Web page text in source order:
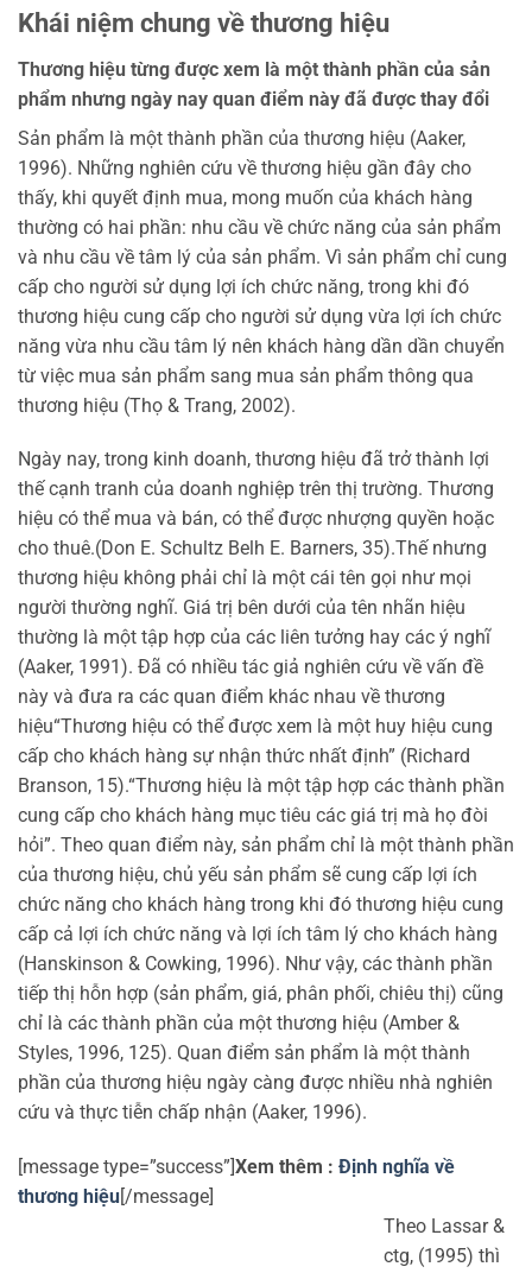
Khái niệm chung về thương hiệu
Thương hiệu từng được xem là một thành phần của sản
phẩm nhưng ngày nay quan điểm này đã được thay đổi
Sản phẩm là một thành phần của thương hiệu (Aaker,
1996). Những nghiên cứu về thương hiệu gần đây cho
thấy, khi quyết định mua, mong muốn của khách hàng
thường có hai phần: nhu cầu về chức năng của sản phẩm
và nhu cầu về tâm lý của sản phẩm. Vì sản phẩm chỉ cung
cấp cho người sử dụng lợi ích chức năng, trong khi đó
thương hiệu cung cấp cho người sử dụng vừa lợi ích chức
năng vừa nhu cầu tâm lý nên khách hàng dần dần chuyển
từ việc mua sản phẩm sang mua sản phẩm thông qua
thương hiệu (Thọ & Trang, 2002).
Ngày nay, trong kinh doanh, thương hiệu đã trở thành lợi
thế cạnh tranh của doanh nghiệp trên thị trường. Thương
hiệu có thể mua và bán, có thể được nhượng quyền hoặc
cho thuê.(Don E. Schultz Belh E. Barners, 35).Thế nhưng
thương hiệu không phải chỉ là một cái tên gọi như mọi
người thường nghĩ. Giá trị bên dưới của tên nhãn hiệu
thường là một tập hợp của các liên tưởng hay các ý nghĩ
(Aaker, 1991). Đã có nhiều tác giả nghiên cứu về vấn đề
này và đưa ra các quan điểm khác nhau về thương
hiệu“Thương hiệu có thể được xem là một huy hiệu cung
cấp cho khách hàng sự nhận thức nhất định” (Richard
Branson, 15).“Thương hiệu là một tập hợp các thành phần
cung cấp cho khách hàng mục tiêu các giá trị mà họ đòi
hỏi”. Theo quan điểm này, sản phẩm chỉ là một thành phần
của thương hiệu, chủ yếu sản phẩm sẽ cung cấp lợi ích
chức năng cho khách hàng trong khi đó thương hiệu cung
cấp cả lợi ích chức năng và lợi ích tâm lý cho khách hàng
(Hanskinson & Cowking, 1996). Như vậy, các thành phần
tiếp thị hỗn hợp (sản phẩm, giá, phân phối, chiêu thị) cũng
chỉ là các thành phần của một thương hiệu (Amber &
Styles, 1996, 125). Quan điểm sản phẩm là một thành
phần của thương hiệu ngày càng được nhiều nhà nghiên
cứu và thực tiễn chấp nhận (Aaker, 1996).
[message type=”success”]Xem thêm : Định nghĩa về
thương hiệu[/message]
Theo Lassar &
ctg, (1995) thì